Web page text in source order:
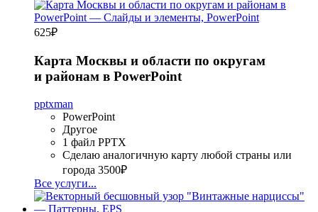
625₽
Карта Москвы и области по округам
и районам в PowerPoint
pptxman
PowerPoint
Другое
1 файл PPTX
Сделаю аналогичную карту любой страны или
города 3500₽
Все услуги...